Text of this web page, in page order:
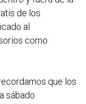
de los
al
como
que los
sábado